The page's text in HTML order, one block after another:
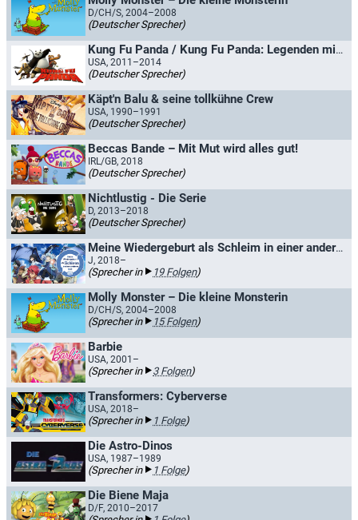
D/CH/S, 2004–2008
(Deutscher Sprecher)
Kung Fu Panda / Kung Fu Panda: Legenden mit Fell und Fu
USA, 2011–2014
(Deutscher Sprecher)
Käpt'n Balu & seine tollkühne Crew
USA, 1990–1991
(Deutscher Sprecher)
Beccas Bande – Mit Mut wird alles gut!
IRL/GB, 2018
(Deutscher Sprecher)
Nichtlustig - Die Serie
D, 2013–2018
(Deutscher Sprecher)
Meine Wiedergeburt als Schleim in einer anderen Welt / That Time I Got Reincarnated as a Slime
J, 2018–
(Sprecher in 19 Folgen)
Molly Monster – Die kleine Monsterin
D/CH/S, 2004–2008
(Sprecher in 15 Folgen)
Barbie
USA, 2001–
(Sprecher in 3 Folgen)
Transformers: Cyberverse
USA, 2018–
(Sprecher in 1 Folge)
Die Astro-Dinos
USA, 1987–1989
(Sprecher in 1 Folge)
Die Biene Maja
D/F, 2010–2017